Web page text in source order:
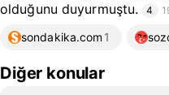
olduğunu duyurmuştu.
4
sondakika.com 1
Diğer konular